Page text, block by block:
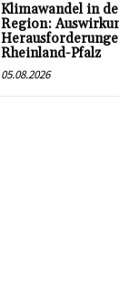
Klimawandel in
Region:
Rheinland-Pfalz
05.08.2026